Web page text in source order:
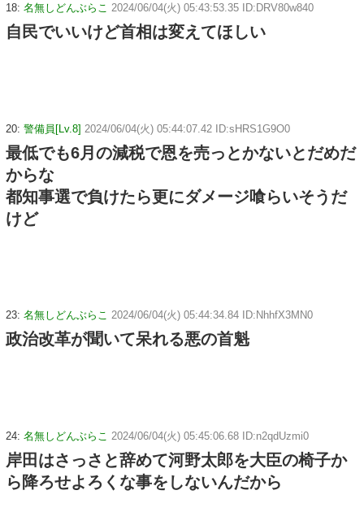
18: 名無しどんぶらこ 2024/06/04(火) 05:43:53.35 ID:DRV80w840
自民でいいけど首相は変えてほしい
20: 警備員[Lv.8] 2024/06/04(火) 05:44:07.42 ID:sHRS1G9O0
最低でも6月の減税で恩を売っとかないとだめだ
からな
都知事選で負けたら更にダメージ喰らいそうだ
けど
23: 名無しどんぶらこ 2024/06/04(火) 05:44:34.84 ID:NhhfX3MN0
政治改革が聞いて呆れる悪の首魁
24: 名無しどんぶらこ 2024/06/04(火) 05:45:06.68 ID:n2qdUzmi0
岸田はさっさと辞めて河野太郎を大臣の椅子か
ら降ろせよろくな事をしないんだから